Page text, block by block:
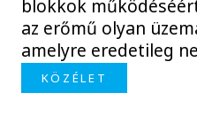
blokkok
az erőmű olyan
amelyre eredetileg
KÖZÉLET